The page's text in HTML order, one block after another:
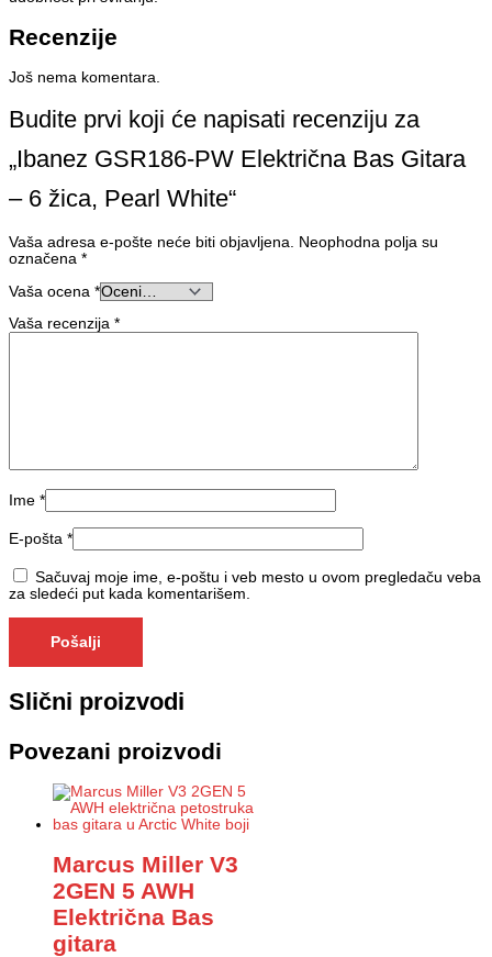
Recenzije
Još nema komentara.
Budite prvi koji će napisati recenziju za
„Ibanez GSR186-PW Električna Bas Gitara
– 6 žica, Pearl White“
Vaša adresa e-pošte neće biti objavljena.
Neophodna polja su
označena *
Vaša ocena *
Vaša recenzija *
Ime *
E-pošta *
Sačuvaj moje ime, e-poštu i veb mesto u ovom pregledaču veba
za sledeći put kada komentarišem.
Slični proizvodi
Povezani proizvodi
Marcus Miller V3
2GEN 5 AWH
Električna Bas
gitara